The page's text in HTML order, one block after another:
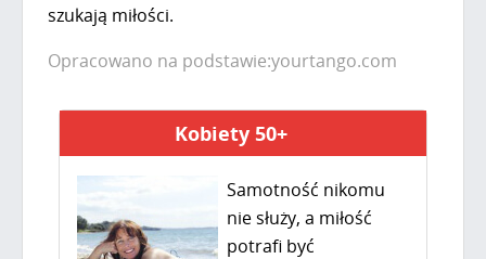
szukają miłości.
Opracowano na podstawie:yourtango.com
Kobiety 50+
Samotność nikomu
nie służy, a miłość
potrafi być